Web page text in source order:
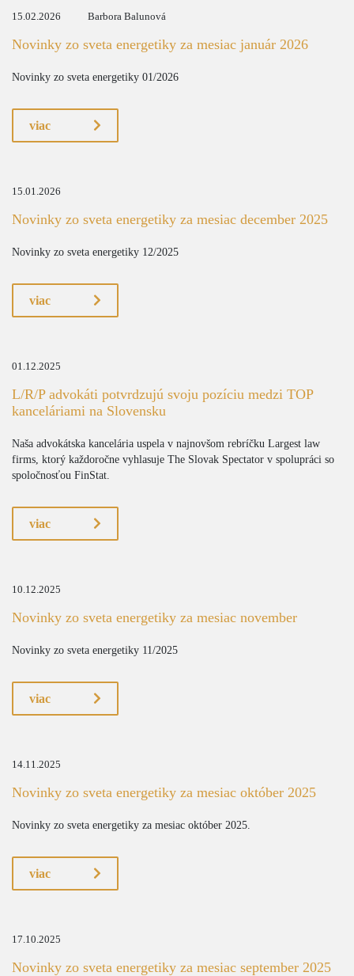
15.02.2026 Barbora Balunová
Novinky zo sveta energetiky za mesiac január 2026
Novinky zo sveta energetiky 01/2026
viac
15.01.2026
Novinky zo sveta energetiky za mesiac december 2025
Novinky zo sveta energetiky 12/2025
viac
01.12.2025
L/R/P advokáti potvrdzujú svoju pozíciu medzi TOP
kanceláriami na Slovensku
Naša advokátska kancelária uspela v najnovšom rebríčku Largest law
firms, ktorý každoročne vyhlasuje The Slovak Spectator v spolupráci so
spoločnosťou FinStat.
viac
10.12.2025
Novinky zo sveta energetiky za mesiac november
Novinky zo sveta energetiky 11/2025
viac
14.11.2025
Novinky zo sveta energetiky za mesiac október 2025
Novinky zo sveta energetiky za mesiac október 2025.
viac
17.10.2025
Novinky zo sveta energetiky za mesiac september 2025